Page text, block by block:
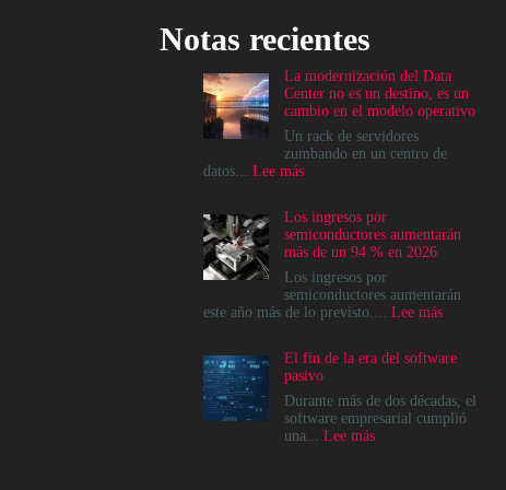
Notas recientes
La modernización del Data
Center no es un destino, es un
cambio en el modelo operativo
Un rack de servidores
zumbando en un centro de
datos... Lee más:
del
Data
Center
no
es
un
un
cambio
en
el
modelo
Los ingresos por
semiconductores aumentarán
más de un 94 % en 2026
Los ingresos por
semiconductores aumentarán
este año más de lo previsto.... Lee más:
por
aumentarán
más
El fin de la era del software
pasivo
Durante más de dos décadas, el
software empresarial cumplió
una... Lee más: